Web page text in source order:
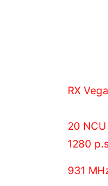
RX
20 NCU
1280
931